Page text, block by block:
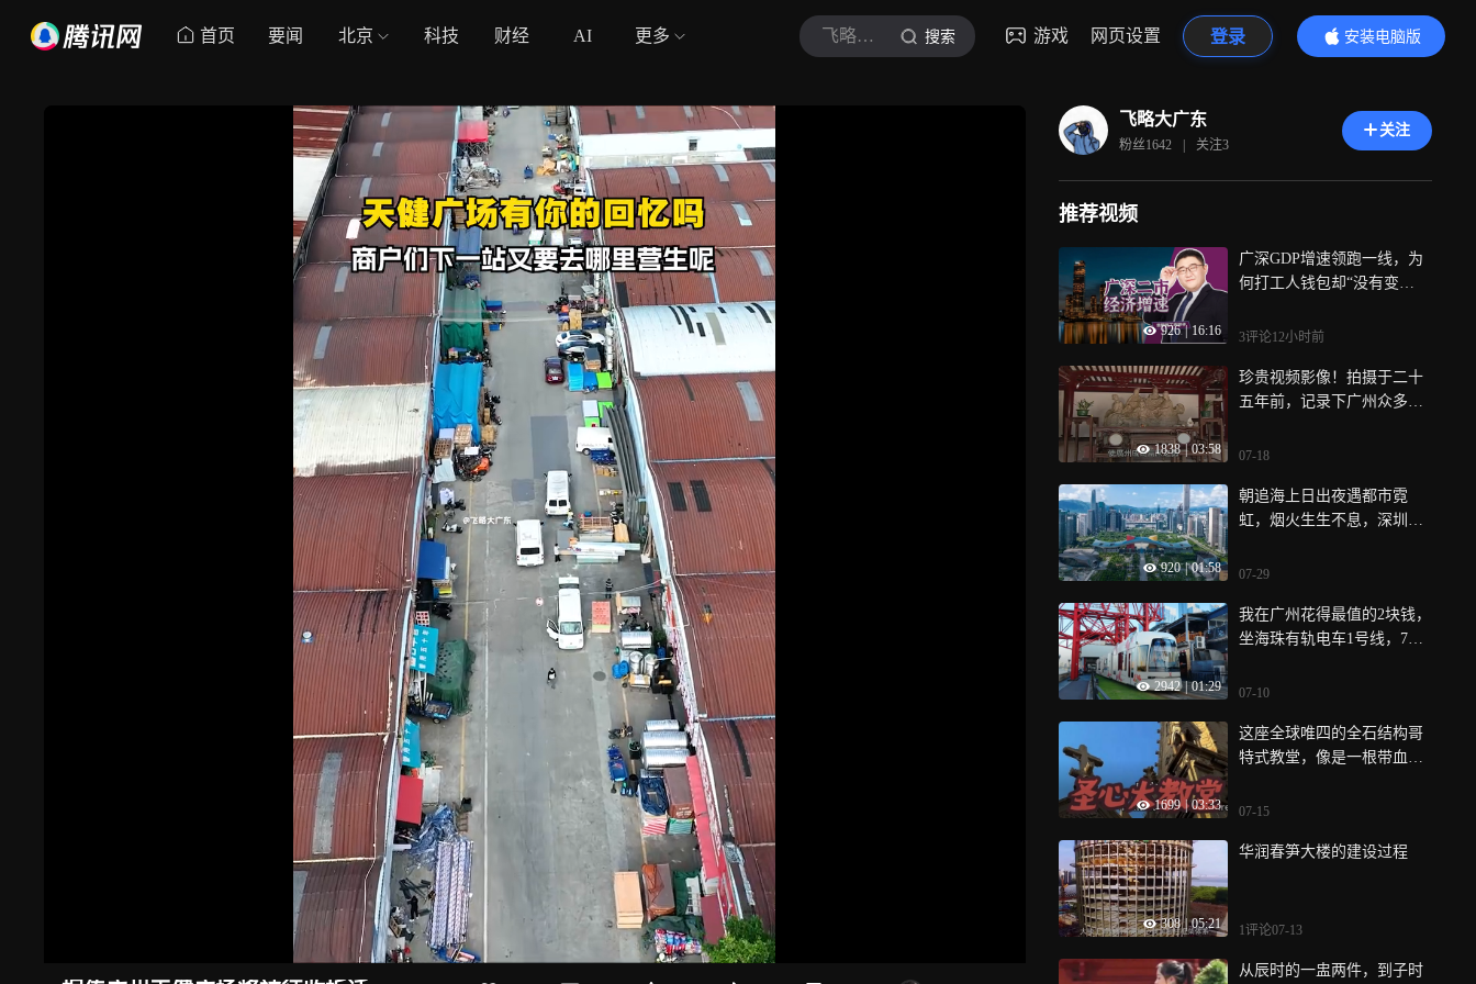
首页 要闻 北京 科技 财经 AI 更多 飞略大广东 搜索 游戏 网页设置 登录
安装电脑版
内容更精彩
飞略大广东
粉丝1642 | 关注3
关注
推荐视频
926 | 16:16
广深GDP增速领跑一线，为
何打工人钱包却“没有变
3评论12小时前
1838 | 03:58
珍贵视频影像！拍摄于二十
五年前，记录下广州众多名
07-18
920 | 01:58
朝追海上日出夜遇都市霓
虹，烟火生生不息，深圳十
07-29
2942 01:29
我在广州花得最值的2块钱，
坐海珠有轨电车1号线，7公
07-10
1699 | 03:33
这座全球唯四的全石结构哥
特式教堂，像是一根带血的
07-15
308 | 05:21
华润春笋大楼的建设过程
1评论07-13
从辰时的一盅两件，到子时